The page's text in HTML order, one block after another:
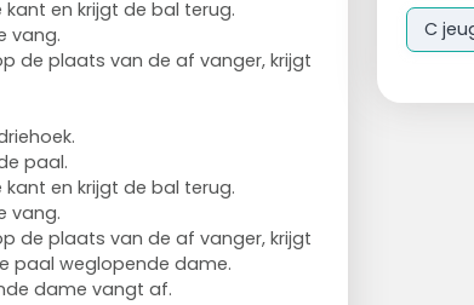
en krijgt de bal terug.
vang.
de plaats van de af vanger, krijgt
paal.
en krijgt de bal terug.
vang.
de plaats van de af vanger, krijgt
paal weglopende dame.
dame vangt af.
C